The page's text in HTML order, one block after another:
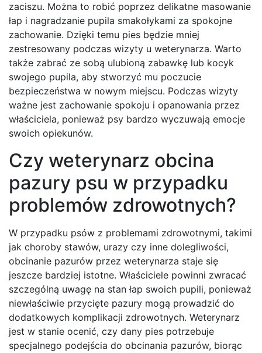
zaciszu. Można to robić poprzez delikatne masowanie
łap i nagradzanie pupila smakołykami za spokojne
zachowanie. Dzięki temu pies będzie mniej
zestresowany podczas wizyty u weterynarza. Warto
także zabrać ze sobą ulubioną zabawkę lub kocyk
swojego pupila, aby stworzyć mu poczucie
bezpieczeństwa w nowym miejscu. Podczas wizyty
ważne jest zachowanie spokoju i opanowania przez
właściciela, ponieważ psy bardzo wyczuwają emocje
swoich opiekunów.
Czy weterynarz obcina
pazury psu w przypadku
problemów zdrowotnych?
W przypadku psów z problemami zdrowotnymi, takimi
jak choroby stawów, urazy czy inne dolegliwości,
obcinanie pazurów przez weterynarza staje się
jeszcze bardziej istotne. Właściciele powinni zwracać
szczególną uwagę na stan łap swoich pupili, ponieważ
niewłaściwie przycięte pazury mogą prowadzić do
dodatkowych komplikacji zdrowotnych. Weterynarz
jest w stanie ocenić, czy dany pies potrzebuje
specjalnego podejścia do obcinania pazurów, biorąc